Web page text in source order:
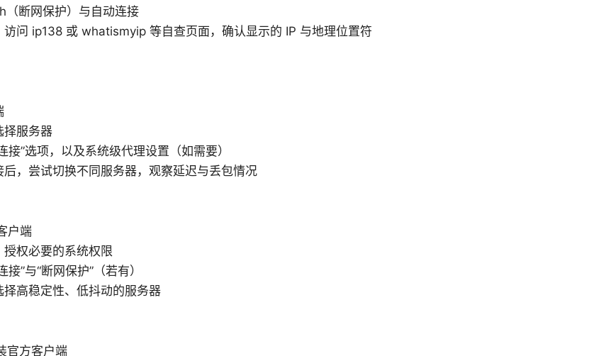
断网保护）与自动连接
访问 ip138 或 whatismyip 等自查页面，确认显示的 IP 与地理位置符
择服务器
接”选项，以及系统级代理设置（如需要）
，尝试切换不同服务器，观察延迟与丢包情况
户端
权必要的系统权限
”与“断网保护”（若有）
高稳定性、低抖动的服务器
官方客户端